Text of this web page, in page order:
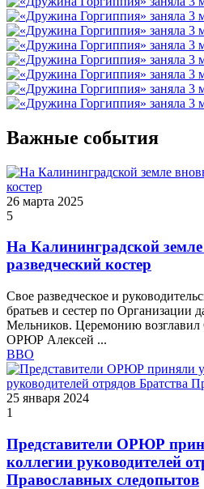
Важные события
26 марта 2025
5
На Калининградской земле
разведческий костер
Свое разведческое и
братьев и сестер по Организации
Мельников. Церемонию возглавил
ОРЮР Алексей ...
ВВО
25 января 2024
1
Представители ОРЮР
коллегии руководителей
Православных следопытов